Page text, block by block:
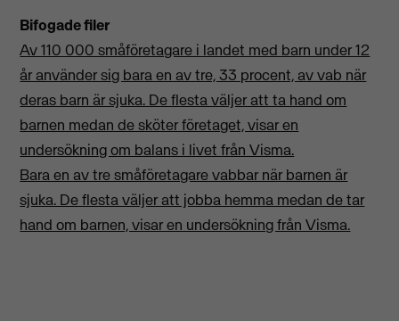
Bifogade filer
Av 110 000 småföretagare i landet med barn under 12
år använder sig bara en av tre, 33 procent, av vab när
deras barn är sjuka. De flesta väljer att ta hand om
barnen medan de sköter företaget, visar en
undersökning om balans i livet från Visma.
Bara en av tre småföretagare vabbar när barnen är
sjuka. De flesta väljer att jobba hemma medan de tar
hand om barnen, visar en undersökning från Visma.